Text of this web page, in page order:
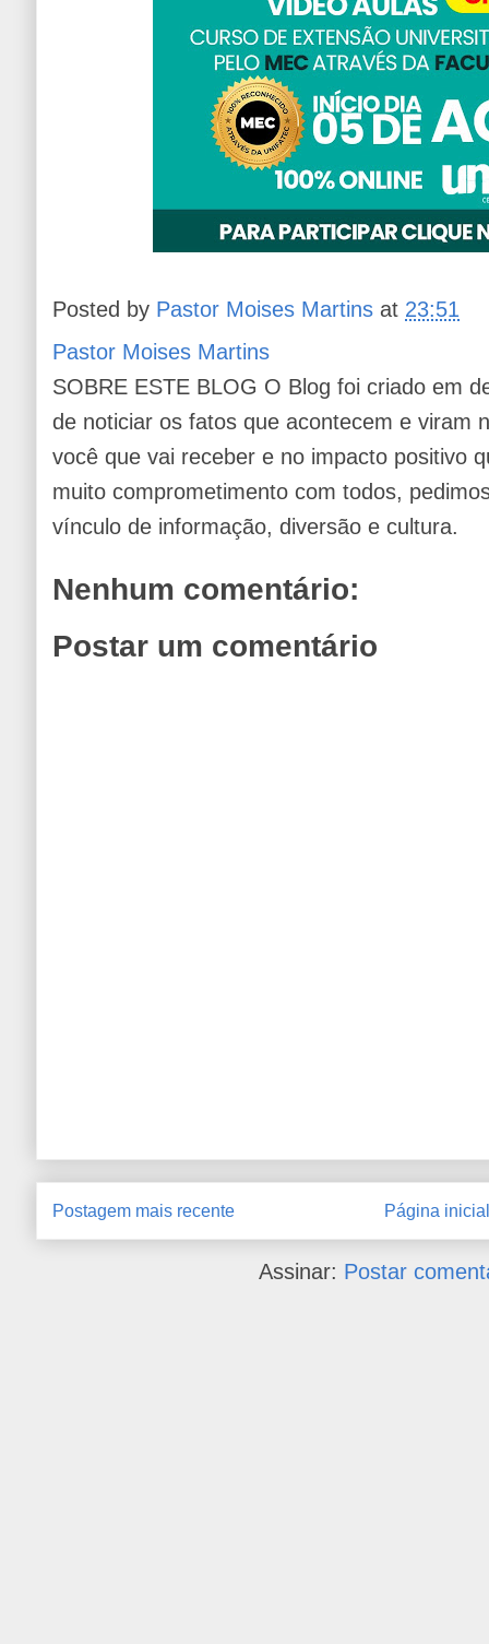
Posted by Pastor Moises Martins at 23:51
Pastor Moises Martins
SOBRE ESTE BLOG O Blog foi criado em
de noticiar os fatos que acontecem e viram
você que vai receber e no impacto positivo
muito comprometimento com todos,
vínculo de informação, diversão e cultura.
Nenhum comentário:
Postar um comentário
Postagem mais recente Página inicial
Assinar: Postar